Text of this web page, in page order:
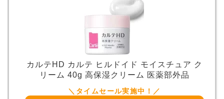
カルテHD カルテ ヒルドイド モイスチュア ク
リーム 40g 高保湿クリーム 医薬部外品